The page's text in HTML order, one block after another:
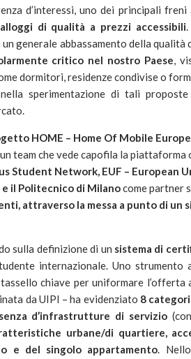
d’interessi, uno dei principali
di qualità a prezzi accessibili
generale abbassamento della
critico nel nostro Paese,
dormitori, residenze condivise o
sperimentazione di tali
HOME – Home Of Mobile
team che vede capofila la piattaforma
Student Network, EUF – European
il Politecnico di Milanocome partner
attraverso la messa a punto di un
sulla definizione di un sistema di
internazionale. Uno
chiave per uniformare
da UIPI – ha evidenziato 8
d’infrastrutture di servizio
urbane/di quartiere,
e del singolo appartamento.